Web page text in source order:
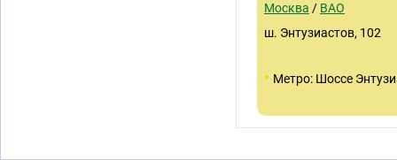
Москва / ВАО
ш. Энтузиастов, 102
• Метро: Шоссе